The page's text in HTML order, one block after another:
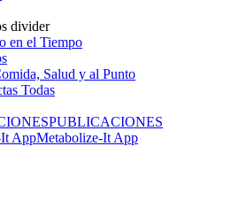
divider
en el Tiempo
Salud y al Punto
Todas
PUBLICACIONES
Metabolize-It App